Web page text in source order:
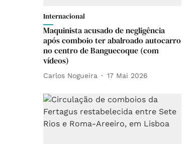
Internacional
Maquinista acusado de negligência
após comboio ter abalroado autocarro
no centro de Banguecoque (com
vídeos)
Carlos Nogueira 17 Mai 2026